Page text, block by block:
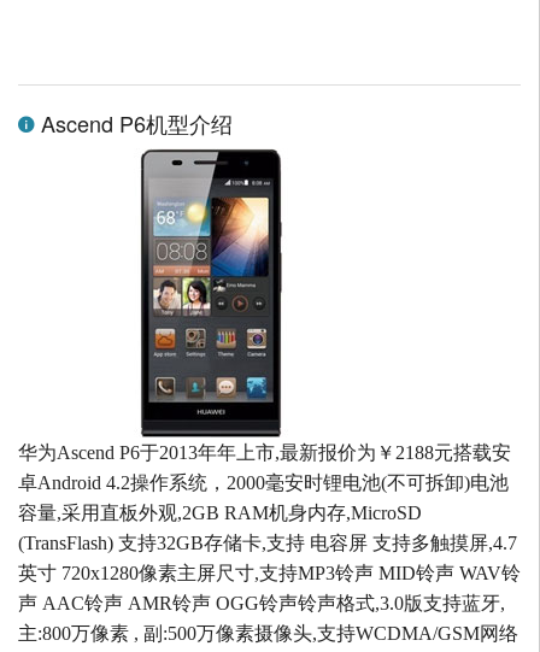
Ascend P6机型介绍
华为Ascend P6于2013年年上市,最新报价为￥2188元搭载安
卓Android 4.2操作系统，2000毫安时锂电池(不可拆卸)电池
容量,采用直板外观,2GB RAM机身内存,MicroSD
(TransFlash) 支持32GB存储卡,支持 电容屏 支持多触摸屏,4.7
英寸 720x1280像素主屏尺寸,支持MP3铃声 MID铃声 WAV铃
声 AAC铃声 AMR铃声 OGG铃声铃声格式,3.0版支持蓝牙,
主:800万像素 , 副:500万像素摄像头,支持WCDMA/GSM网络